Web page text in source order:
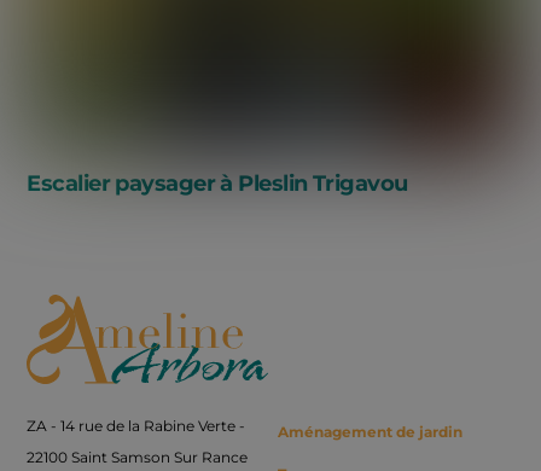
Escalier paysager à Pleslin Trigavou
ZA - 14 rue de la Rabine Verte -
22100 Saint Samson Sur Rance
Aménagement de jardin